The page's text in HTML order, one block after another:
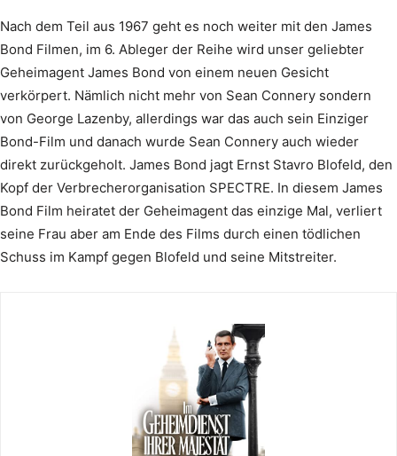
Nach dem Teil aus 1967 geht es noch weiter mit den James
Bond Filmen, im 6. Ableger der Reihe wird unser geliebter
Geheimagent James Bond von einem neuen Gesicht
verkörpert. Nämlich nicht mehr von Sean Connery sondern
von George Lazenby, allerdings war das auch sein Einziger
Bond-Film und danach wurde Sean Connery auch wieder
direkt zurückgeholt. James Bond jagt Ernst Stavro Blofeld, den
Kopf der Verbrecherorganisation SPECTRE. In diesem James
Bond Film heiratet der Geheimagent das einzige Mal, verliert
seine Frau aber am Ende des Films durch einen tödlichen
Schuss im Kampf gegen Blofeld und seine Mitstreiter.